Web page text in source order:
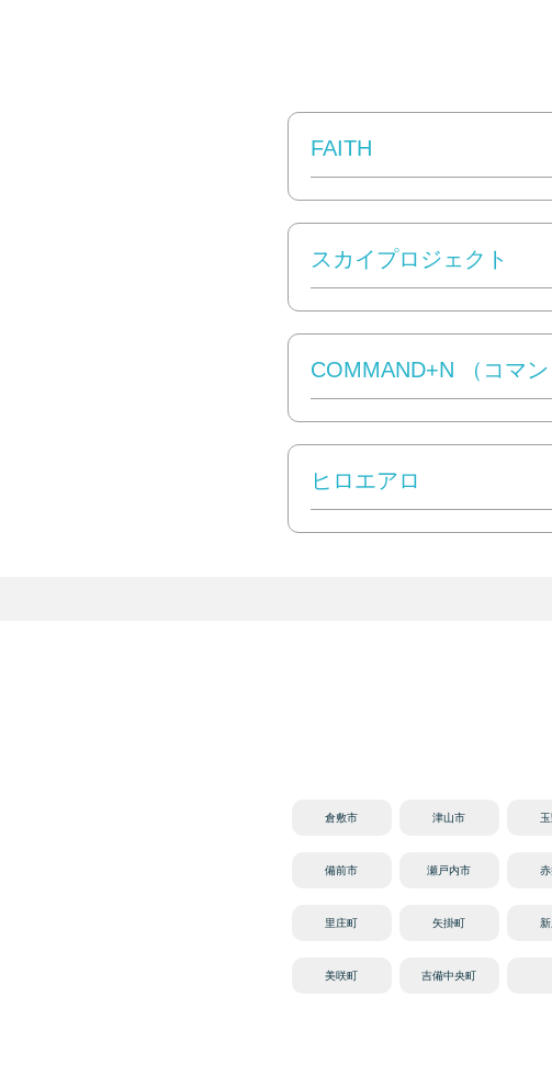
FAITH
スカイプロジェクト
COMMAND+N （コマ
ヒロエアロ
倉敷市 津山市
備前市 瀬戸内市
里庄町 矢掛町
美咲町 吉備中央町